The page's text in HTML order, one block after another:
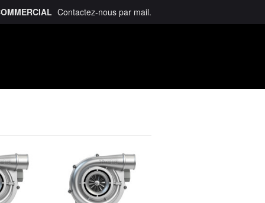
Contactez-nous par mail.